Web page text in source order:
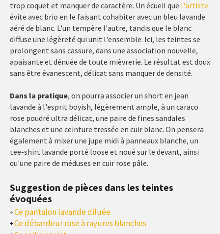
trop coquet et manquer de caractère. Un écueil que l'artiste
évite avec brio en le faisant cohabiter avec un bleu lavande
aéré de blanc. L'un tempère l'autre, tandis que le blanc
diffuse une légèreté qui unit l'ensemble. Ici, les teintes se
prolongent sans cassure, dans une association nouvelle,
apaisante et dénuée de toute mièvrerie. Le résultat est doux
sans être évanescent, délicat sans manquer de densité.
Dans la pratique, on pourra associer un short en jean
lavande à l'esprit boyish, légèrement ample, à un caraco
rose poudré ultra délicat, une paire de fines sandales
blanches et une ceinture tressée en cuir blanc. On pensera
également à mixer une jupe midi à panneaux blanche, un
tee-shirt lavande porté loose et noué sur le devant, ainsi
qu'une paire de méduses en cuir rose pâle.
Suggestion de pièces dans les teintes
évoquées
Ce pantalon lavande diluée
Ce débardeur rose à rayures blanches